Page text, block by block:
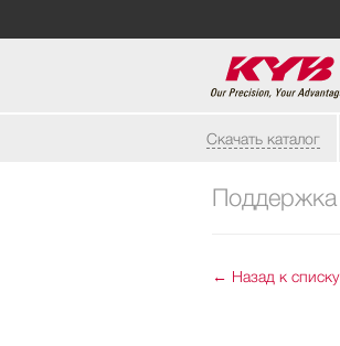
Скачать каталог
Поддержка
← Назад к списку